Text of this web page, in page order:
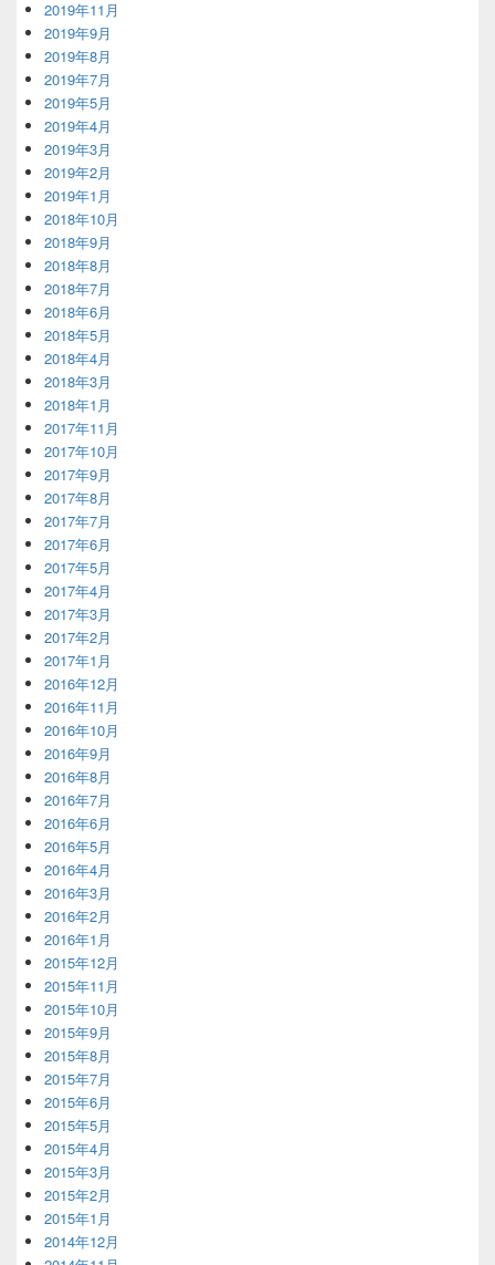
2019年11月
2019年9月
2019年8月
2019年7月
2019年5月
2019年4月
2019年3月
2019年2月
2019年1月
2018年10月
2018年9月
2018年8月
2018年7月
2018年6月
2018年5月
2018年4月
2018年3月
2018年1月
2017年11月
2017年10月
2017年9月
2017年8月
2017年7月
2017年6月
2017年5月
2017年4月
2017年3月
2017年2月
2017年1月
2016年12月
2016年11月
2016年10月
2016年9月
2016年8月
2016年7月
2016年6月
2016年5月
2016年4月
2016年3月
2016年2月
2016年1月
2015年12月
2015年11月
2015年10月
2015年9月
2015年8月
2015年7月
2015年6月
2015年5月
2015年4月
2015年3月
2015年2月
2015年1月
2014年12月